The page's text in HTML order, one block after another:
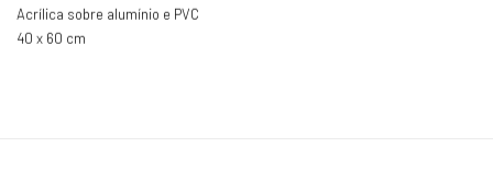
Acrílica sobre alumínio e PVC
40 x 60 cm